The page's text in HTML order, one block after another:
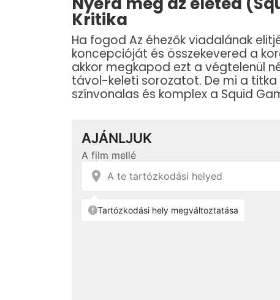
Kritika
Ha fogod Az éhezők viadalának
koncepcióját és összekevered a
akkor megkapod ezt a végtelenül
távol-keleti sorozatot. De mi a titka
színvonalas és komplex a Squid